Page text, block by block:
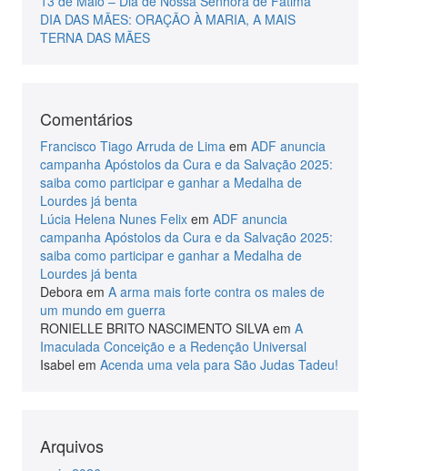
DIA DAS MÃES: ORAÇÃO À MARIA, A MAIS
TERNA DAS MÃES
Comentários
Francisco Tiago Arruda de Limaem ADF anuncia
campanha Apóstolos da Cura e da Salvação 2025:
saiba como participar e ganhar a Medalha de
Lourdes já benta
Lúcia Helena Nunes Felixem ADF anuncia
campanha Apóstolos da Cura e da Salvação 2025:
saiba como participar e ganhar a Medalha de
Lourdes já benta
Deboraem A arma mais forte contra os males de
um mundo em guerra
RONIELLE BRITO NASCIMENTO SILVAem A
Imaculada Conceição e a Redenção Universal
Isabel em Acenda uma vela para São Judas Tadeu!
Arquivos